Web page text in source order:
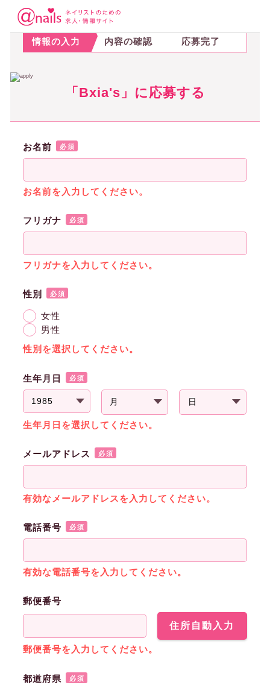
情報の入力 内容の確認 応募完了
「Bxia's」に応募する
お名前 必須
お名前を入力してください。
フリガナ 必須
フリガナを入力してください。
性別 必須
女性
男性
性別を選択してください。
生年月日 必須
生年月日を選択してください。
メールアドレス 必須
有効なメールアドレスを入力してください。
電話番号 必須
有効な電話番号を入力してください。
郵便番号
住所自動入力
郵便番号を入力してください。
都道府県 必須